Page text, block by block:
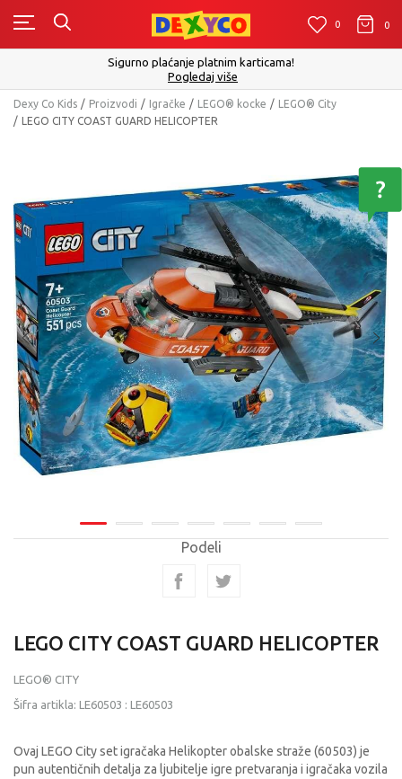
0 0
Sigurno plaćanje platnim karticama!
Pogledaj više
Dexy Co Kids Proizvodi Igračke LEGO® kocke
LEGO® City
LEGO CITY COAST GUARD HELICOPTER
Podeli
LEGO CITY COAST GUARD HELICOPTER
LEGO® CITY
Šifra artikla: LE60503 : LE60503
Ovaj LEGO City set igračaka Helikopter obalske straže (60503) je
pun autentičnih detalja za ljubitelje igre pretvaranja i igračaka vozila